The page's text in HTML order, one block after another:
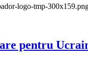
logo-tmp-
pentru